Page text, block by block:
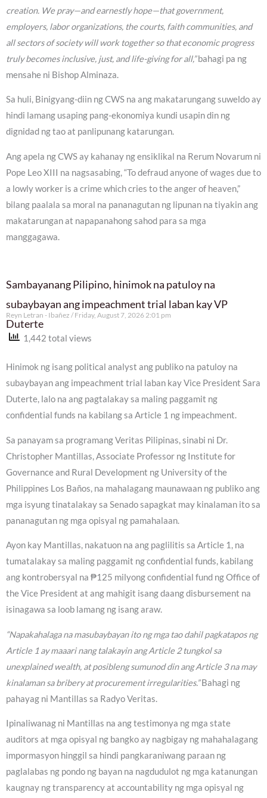
creation. We pray—and earnestly hope—that government,
employers, labor organizations, the courts, faith communities, and
all sectors of society will work together so that economic progress
truly becomes inclusive, just, and life-giving for all,”bahagi pa ng
mensahe ni Bishop Alminaza.
Sa huli, Binigyang-diin ng CWS na ang makatarungang suweldo ay
hindi lamang usaping pang-ekonomiya kundi usapin din ng
dignidad ng tao at panlipunang katarungan.
Ang apela ng CWS ay kahanay ng ensiklikal na Rerum Novarum ni
Pope Leo XIII na nagsasabing, “To defraud anyone of wages due to
a lowly worker is a crime which cries to the anger of heaven,”
bilang paalala sa moral na pananagutan ng lipunan na tiyakin ang
makatarungan at napapanahong sahod para sa mga
manggagawa.
Sambayanang Pilipino, hinimok na patuloy na
subaybayan ang impeachment trial laban kay VP
Duterte
Reyn Letran - Ibañez Friday, August 7, 2026 2:01 pm
1,442 total views
Hinimok ng isang political analyst ang publiko na patuloy na
subaybayan ang impeachment trial laban kay Vice President Sara
Duterte, lalo na ang pagtalakay sa maling paggamit ng
confidential funds na kabilang sa Article 1 ng impeachment.
Sa panayam sa programang Veritas Pilipinas, sinabi ni Dr.
Christopher Mantillas, Associate Professor ng Institute for
Governance and Rural Development ng University of the
Philippines Los Baños, na mahalagang maunawaan ng publiko ang
mga isyung tinatalakay sa Senado sapagkat may kinalaman ito sa
pananagutan ng mga opisyal ng pamahalaan.
Ayon kay Mantillas, nakatuon na ang paglilitis sa Article 1, na
tumatalakay sa maling paggamit ng confidential funds, kabilang
ang kontrobersyal na ₱125 milyong confidential fund ng Office of
the Vice President at ang mahigit isang daang disbursement na
isinagawa sa loob lamang ng isang araw.
“Napakahalaga na masubaybayan ito ng mga tao dahil pagkatapos ng
Article 1 ay maaari nang talakayin ang Article 2 tungkol sa
unexplained wealth, at posibleng sumunod din ang Article 3 na may
kinalaman sa bribery at procurement irregularities.”Bahagi ng
pahayag ni Mantillas sa Radyo Veritas.
Ipinaliwanag ni Mantillas na ang testimonya ng mga state
auditors at mga opisyal ng bangko ay nagbigay ng mahahalagang
impormasyon hinggil sa hindi pangkaraniwang paraan ng
paglalabas ng pondo ng bayan na nagdudulot ng mga katanungan
kaugnay ng transparency at accountability ng mga opisyal ng